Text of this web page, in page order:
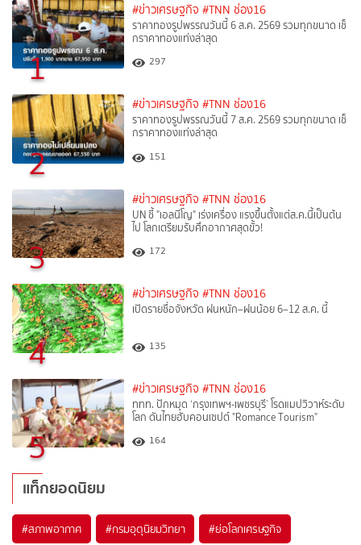
1
#ข่าวเศรษฐกิจ #TNN ช่อง16
ราคาทองรูปพรรณวันนี้ 6 ส.ค. 2569 รวมทุกขนาด เช็
กราคาทองแท่งล่าสุด
297
2
#ข่าวเศรษฐกิจ #TNN ช่อง16
ราคาทองรูปพรรณวันนี้ 7 ส.ค. 2569 รวมทุกขนาด เช็
กราคาทองแท่งล่าสุด
151
3
#ข่าวเศรษฐกิจ #TNN ช่อง16
UN ชี้ "เอลนีโญ" เร่งเครื่อง แรงขึ้นตั้งแต่ส.ค.นี้เป็นต้น
ไป โลกเตรียมรับศึกอากาศสุดขั้ว!
172
4
#ข่าวเศรษฐกิจ #TNN ช่อง16
เปิดรายชื่อจังหวัด ฝนหนัก–ฝนน้อย 6–12 ส.ค. นี้
135
5
#ข่าวเศรษฐกิจ #TNN ช่อง16
ททท. ปักหมุด ‘กรุงเทพฯ-เพชรบุรี’ โรดแมปวิวาห์ระดับ
โลก ดันไทยฮับคอนเซปต์ "Romance Tourism"
164
แท็กยอดนิยม
#สภาพอากาศ #กรมอุตุนิยมวิทยา #ย่อโลกเศรษฐกิจ